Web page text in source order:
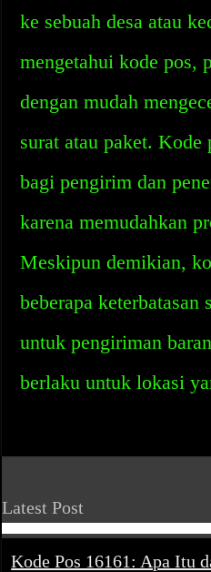
ke sebuah desa atau
mengetahui kode pos,
dengan mudah
surat atau paket. Kode
bagi pengirim dan
karena memudahkan
Meskipun demikian,
beberapa
untuk pengiriman
berlaku untuk lokasi
Latest Post
Kode Pos 16161: Apa Itu